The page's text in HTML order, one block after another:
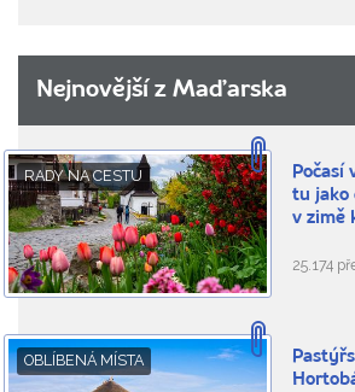
Nejnovější z Maďarska
RADY NA CESTU
Počasí
tu jako
v zimě
25.174
OBLÍBENÁ MÍSTA